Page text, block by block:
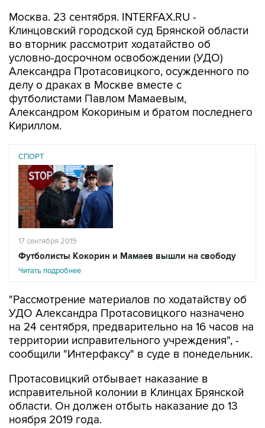
Москва. 23 сентября. INTERFAX.RU -
Клинцовский городской суд Брянской области
во вторник рассмотрит ходатайство об
условно-досрочном освобождении (УДО)
Александра Протасовицкого, осужденного по
делу о драках в Москве вместе с
футболистами Павлом Мамаевым,
Александром Кокориным и братом последнего
Кириллом.
СПОРТ
17 сентября 2019
Футболисты Кокорин и Мамаев вышли на свободу
Читать подробнее
"Рассмотрение материалов по ходатайству об
УДО Александра Протасовицкого назначено
на 24 сентября, предварительно на 16 часов на
территории исправительного учреждения", -
сообщили "Интерфаксу" в суде в понедельник.
Протасовицкий отбывает наказание в
исправительной колонии в Клинцах Брянской
области. Он должен отбыть наказание до 13
ноября 2019 года.